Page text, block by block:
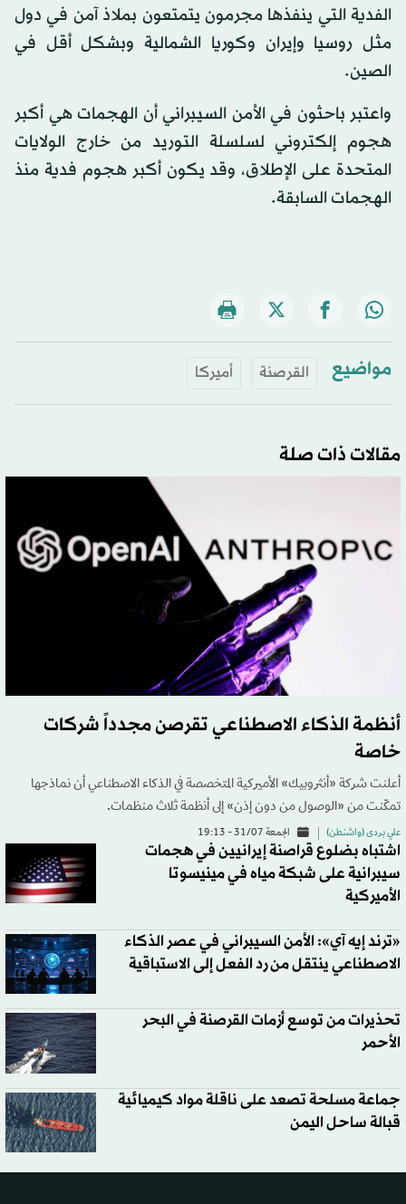
الفدية التي ينفذها مجرمون يتمتعون بملاذ آمن في دول
مثل روسيا وإيران وكوريا الشمالية وبشكل أقل في
الصين.
واعتبر باحثون في الأمن السيبراني أن الهجمات هي أكبر
هجوم إلكتروني لسلسلة التوريد من خارج الولايات
المتحدة على الإطلاق، وقد يكون أكبر هجوم فدية منذ
الهجمات السابقة.
مواضيع القرصنة أميركا
مقالات ذات صلة
أنظمة الذكاء الاصطناعي تقرصن مجدداً شركات
خاصة
أعلنت شركة «أنثروبيك» الأميركية المتخصصة في الذكاء الاصطناعي أن نماذجها
تمكّنت من «الوصول من دون إذن» إلى أنظمة ثلاث منظمات.
علي بردى (واشنطن) الجمعة 31/07 - 19:13
اشتباه بضلوع قراصنة إيرانيين في هجمات
سيبرانية على شبكة مياه في مينيسوتا
الأميركية
«ترند إيه آي»: الأمن السيبراني في عصر الذكاء
الاصطناعي ينتقل من رد الفعل إلى الاستباقية
تحذيرات من توسع أزمات القرصنة في البحر
الأحمر
جماعة مسلحة تصعد على ناقلة مواد كيميائية
قبالة ساحل اليمن